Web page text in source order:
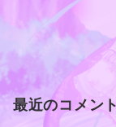
最近のコメント